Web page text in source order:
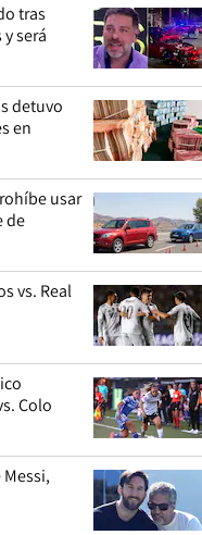
tras
será
detuvo
en
usar
de
vs. Real
Colo